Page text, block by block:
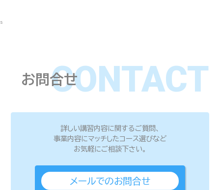
s
CONTACT
お問合せ
詳しい講習内容に関するご質問、
事業内容にマッチしたコース選びなど
お気軽にご相談下さい。
メールでのお問合せ